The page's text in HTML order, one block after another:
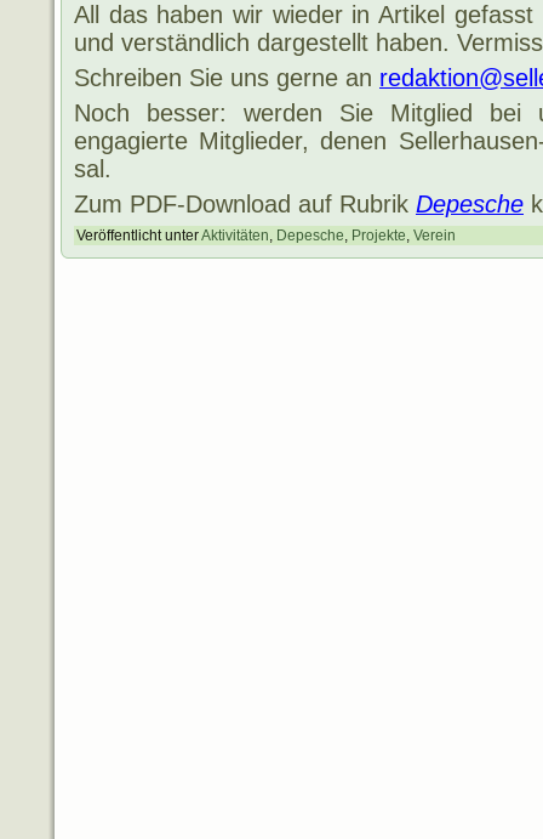
All das haben wir wieder in Artikel
und verständlich dargestellt haben.
Schreiben Sie uns gerne an
Noch besser: werden Sie Mitglied
engagierte Mitglieder, denen
sal.
Zum PDF-Download auf Rubrik Depesche
Veröffentlicht unterAktivitäten, Depesche, Projekte, Verein